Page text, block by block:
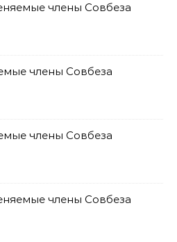
члены Совбеза
члены Совбеза
члены Совбеза
члены Совбеза